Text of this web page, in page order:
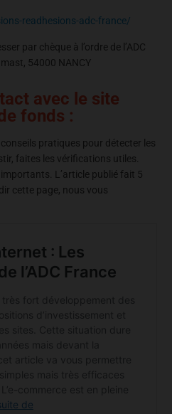
readhesions-adc-france/
par chèque à l’ordre de l’ADC
54000 NANCY
avec le site
fonds :
pratiques pour détecter les
faites les vérifications utiles.
L’article publié fait 5
cette page, nous vous